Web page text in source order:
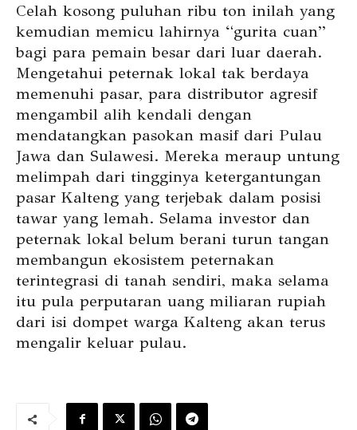
Celah kosong puluhan ribu ton inilah yang
kemudian memicu lahirnya “gurita cuan”
bagi para pemain besar dari luar daerah.
Mengetahui peternak lokal tak berdaya
memenuhi pasar, para distributor agresif
mengambil alih kendali dengan
mendatangkan pasokan masif dari Pulau
Jawa dan Sulawesi. Mereka meraup untung
melimpah dari tingginya ketergantungan
pasar Kalteng yang terjebak dalam posisi
tawar yang lemah. Selama investor dan
peternak lokal belum berani turun tangan
membangun ekosistem peternakan
terintegrasi di tanah sendiri, maka selama
itu pula perputaran uang miliaran rupiah
dari isi dompet warga Kalteng akan terus
mengalir keluar pulau.